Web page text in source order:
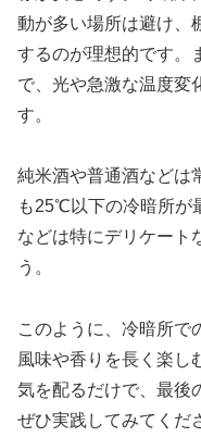
動が多い場所は避け、
するのが理想的です。
で、光や急激な温度変
す。
純米酒や普通酒などは
も25℃以下の冷暗所が
などは特にデリケート
う。
このように、冷暗所で
風味や香りを長く楽し
気を配るだけで、最後
ぜひ実践してみてくだ